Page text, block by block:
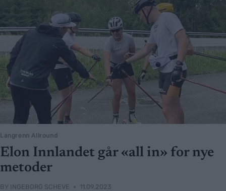
Langrenn Allround
Elon Innlandet går «all in» for nye
metoder
BY INGEBORG SCHEVE 11.09.2023